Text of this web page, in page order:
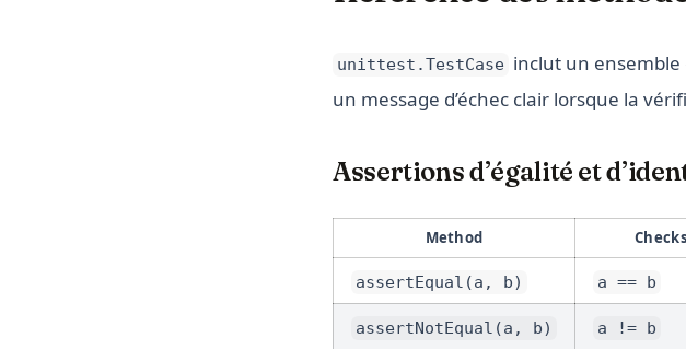
unittest.TestCase inclut un ensemble
un message d’échec clair lorsque la
Assertions d’égalité et
Method Checks
assertEqual(a, b) a == b
assertNotEqual(a, b) a != b